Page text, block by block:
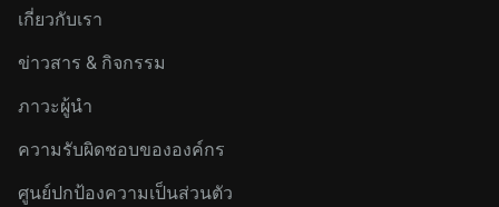
เกี่ยวกับเรา
ข่าวสาร & กิจกรรม
ภาวะผู้นำ
ความรับผิดชอบขององค์กร
ศูนย์ปกป้องความเป็นส่วนตัว